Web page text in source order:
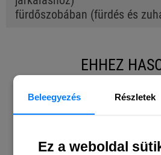
Beleegyezés Részletek
Ez a weboldal
fürdőszobában (fürdés és
EHHEZ